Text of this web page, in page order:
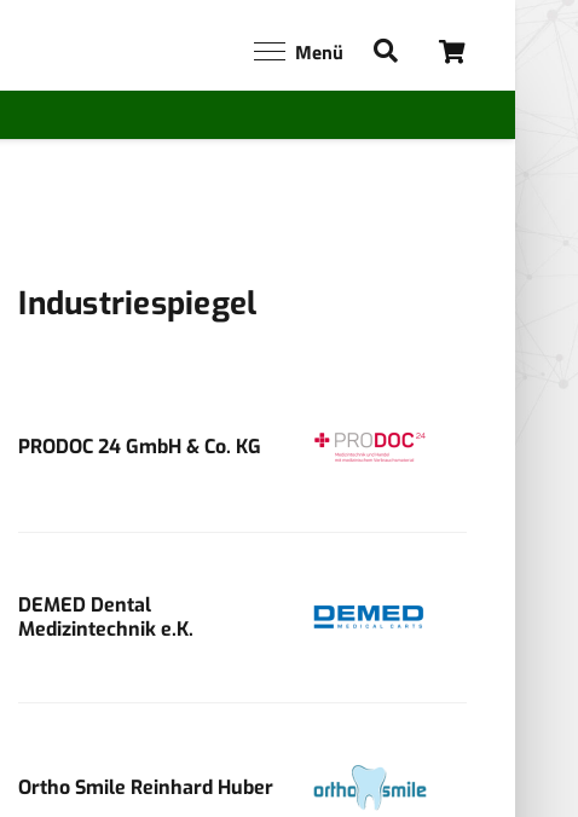
Menü
Industriespiegel
PRODOC 24 GmbH & Co. KG
DEMED Dental
Medizintechnik e.K.
Ortho Smile Reinhard Huber